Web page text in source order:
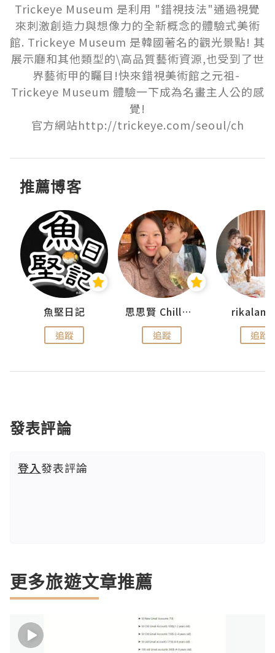
Trickeye Museum 是利用 "錯視技法"通過視覺
來刺激創造力與想像力的全新概念的體驗式美術
館. Trickeye Museum 是韓國著名的觀光景點! 其
展示廳和其他類型的\高品質藝術資源,也受到了世
界藝術甲的矚目!快來錯視美術館之元祖-
Trickeye Museum 體驗一下成為名畫主人公的感
覺!
官方網站http://trickeye.com/seoul/ch
推薦博客
魚堅日記
追蹤
思思賢 ChillMyBabe
追蹤 追蹤
發表評論
登入發表評論
更多旅遊文章推薦